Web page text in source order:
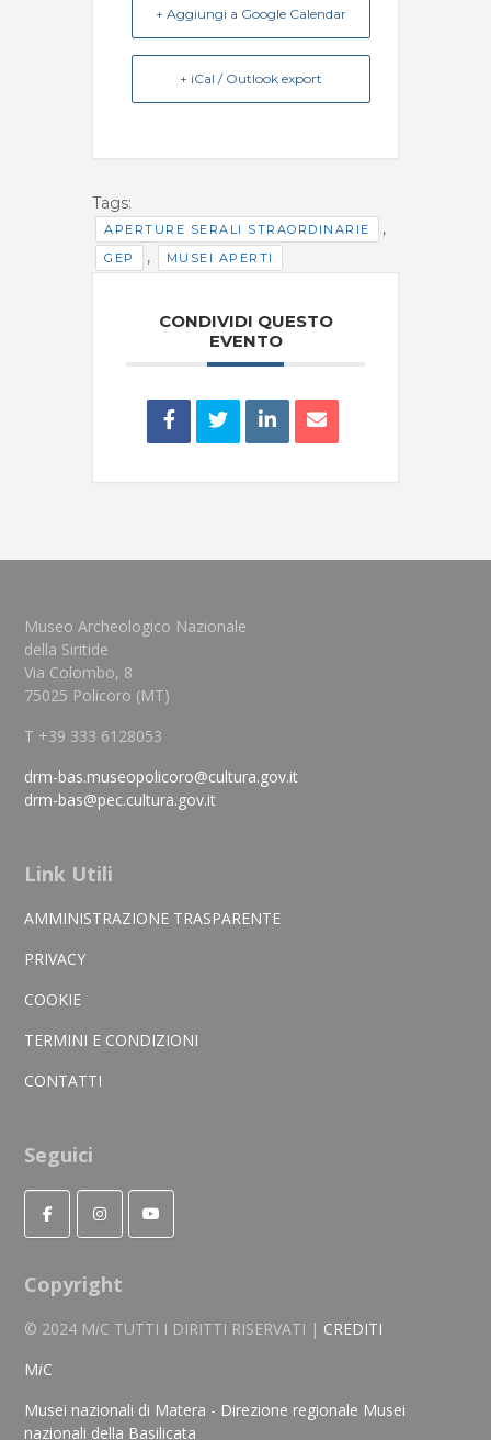
+ Aggiungi a Google Calendar
+ iCal / Outlook export
Tags:
APERTURE SERALI STRAORDINARIE ,
GEP , MUSEI APERTI
CONDIVIDI QUESTO
EVENTO
Museo Archeologico Nazionale
della Siritide
Via Colombo, 8
75025 Policoro (MT)
T +39 333 6128053
drm-bas.museopolicoro@cultura.gov.it
drm-bas@pec.cultura.gov.it
Link Utili
AMMINISTRAZIONE TRASPARENTE
PRIVACY
COOKIE
TERMINI E CONDIZIONI
CONTATTI
Seguici
Copyright
© 2024 MiC TUTTI I DIRITTI RISERVATI | CREDITI
MiC
Musei nazionali di Matera - Direzione regionale Musei
nazionali della Basilicata